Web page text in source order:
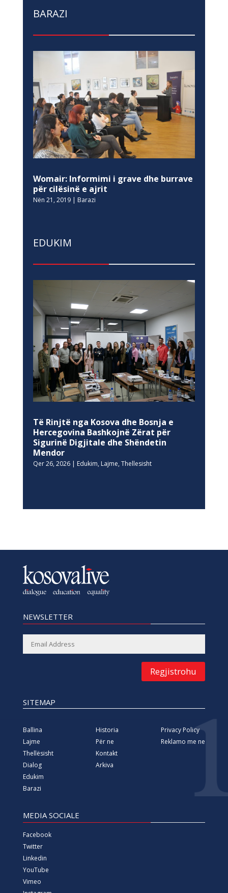
BARAZI
Womair: Informimi i grave dhe burrave
për cilësinë e ajrit
Nën 21, 2019| Barazi
EDUKIM
Të Rinjtë nga Kosova dhe Bosnja e
Hercegovina Bashkojnë Zërat për
Sigurinë Digjitale dhe Shëndetin
Mendor
Qer 26, 2026| Edukim, Lajme, Thellesisht
NEWSLETTER
Regjistrohu
SITEMAP
Ballina
Lajme
Thellësisht
Dialog
Edukim
Barazi
Historia
Për ne
Kontakt
Arkiva
Privacy Policy
Reklamo me ne
MEDIA SOCIALE
Facebook
Twitter
Linkedin
YouTube
Vimeo